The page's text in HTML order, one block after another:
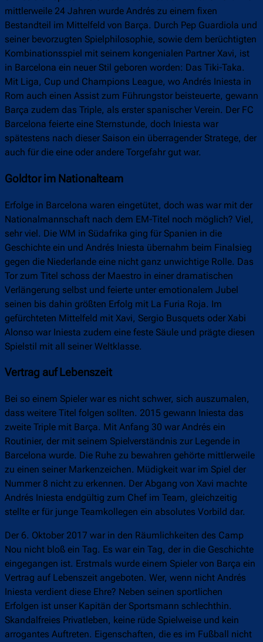
mittlerweile 24 Jahren wurde Andrés zu einem fixen
Bestandteil im Mittelfeld von Barça. Durch Pep Guardiola und
seiner bevorzugten Spielphilosophie, sowie dem berüchtigten
Kombinationsspiel mit seinem kongenialen Partner Xavi, ist
in Barcelona ein neuer Stil geboren worden: Das Tiki-Taka.
Mit Liga, Cup und Champions League, wo Andrés Iniesta in
Rom auch einen Assist zum Führungstor beisteuerte, gewann
Barça zudem das Triple, als erster spanischer Verein. Der FC
Barcelona feierte eine Sternstunde, doch Iniesta war
spätestens nach dieser Saison ein überragender Stratege, der
auch für die eine oder andere Torgefahr gut war.
Goldtor im Nationalteam
Erfolge in Barcelona waren eingetütet, doch was war mit der
Nationalmannschaft nach dem EM-Titel noch möglich? Viel,
sehr viel. Die WM in Südafrika ging für Spanien in die
Geschichte ein und Andrés Iniesta übernahm beim Finalsieg
gegen die Niederlande eine nicht ganz unwichtige Rolle. Das
Tor zum Titel schoss der Maestro in einer dramatischen
Verlängerung selbst und feierte unter emotionalem Jubel
seinen bis dahin größten Erfolg mit La Furia Roja. Im
gefürchteten Mittelfeld mit Xavi, Sergio Busquets oder Xabi
Alonso war Iniesta zudem eine feste Säule und prägte diesen
Spielstil mit all seiner Weltklasse.
Vertrag auf Lebenszeit
Bei so einem Spieler war es nicht schwer, sich auszumalen,
dass weitere Titel folgen sollten. 2015 gewann Iniesta das
zweite Triple mit Barça. Mit Anfang 30 war Andrés ein
Routinier, der mit seinem Spielverständnis zur Legende in
Barcelona wurde. Die Ruhe zu bewahren gehörte mittlerweile
zu einen seiner Markenzeichen. Müdigkeit war im Spiel der
Nummer 8 nicht zu erkennen. Der Abgang von Xavi machte
Andrés Iniesta endgültig zum Chef im Team, gleichzeitig
stellte er für junge Teamkollegen ein absolutes Vorbild dar.
Der 6. Oktober 2017 war in den Räumlichkeiten des Camp
Nou nicht bloß ein Tag. Es war ein Tag, der in die Geschichte
eingegangen ist. Erstmals wurde einem Spieler von Barça ein
Vertrag auf Lebenszeit angeboten. Wer, wenn nicht Andrés
Iniesta verdient diese Ehre? Neben seinen sportlichen
Erfolgen ist unser Kapitän der Sportsmann schlechthin.
Skandalfreies Privatleben, keine rüde Spielweise und kein
arrogantes Auftreten. Eigenschaften, die es im Fußball nicht